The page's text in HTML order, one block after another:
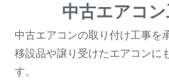
中古エアコ
中古エアコンの取り付け工事を
移設品や譲り受けたエアコンに
す。